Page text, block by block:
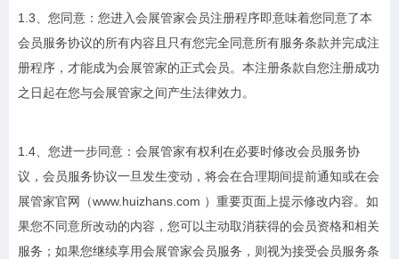
1.3、您同意：您进入会展管家会员注册程序即意味着您同意了本
会员服务协议的所有内容且只有您完全同意所有服务条款并完成注
册程序，才能成为会展管家的正式会员。本注册条款自您注册成功
之日起在您与会展管家之间产生法律效力。
1.4、您进一步同意：会展管家有权利在必要时修改会员服务协
议，会员服务协议一旦发生变动，将会在合理期间提前通知或在会
展管家官网（www.huizhans.com ）重要页面上提示修改内容。如
果您不同意所改动的内容，您可以主动取消获得的会员资格和相关
服务；如果您继续享用会展管家会员服务，则视为接受会员服务条